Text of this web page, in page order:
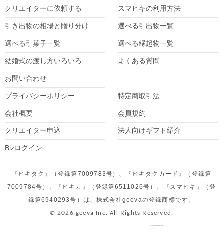
クリエイターに依頼する スマヒキの利用方法
引き出物の相場と贈り分け 選べる引出物一覧
選べる引菓子一覧 選べる縁起物一覧
結婚式の渡し方いろいろ よくある質問
お問い合わせ
プライバシーポリシー 特定商取引法
会社概要 会員規約
クリエイター申込 法人向けギフト紹介
Bizログイン
『ヒキタク』（登録第7009783号）、『ヒキタクカード』（登録第
7009784号）、『ヒキカ』（登録第6511026号）、『スマヒキ』（登
録第6940293号）は、株式会社geevaの登録商標です。
© 2026 geeva Inc. All Rights Reserved.